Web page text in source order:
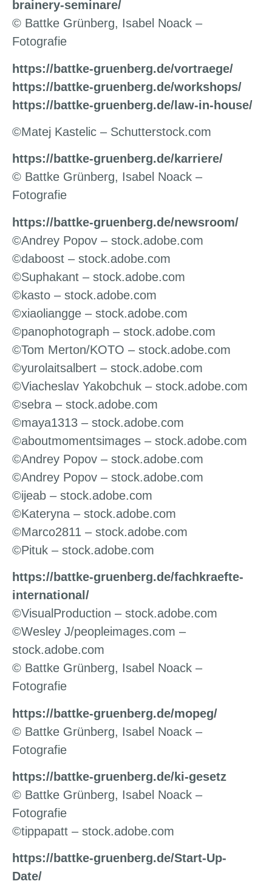
brainery-seminare/
© Battke Grünberg, Isabel Noack –
Fotografie
https://battke-gruenberg.de/vortraege/
https://battke-gruenberg.de/workshops/
https://battke-gruenberg.de/law-in-house/
©Matej Kastelic – Schutterstock.com
https://battke-gruenberg.de/karriere/
© Battke Grünberg, Isabel Noack –
Fotografie
https://battke-gruenberg.de/newsroom/
©Andrey Popov – stock.adobe.com
©daboost – stock.adobe.com
©Suphakant – stock.adobe.com
©kasto – stock.adobe.com
©xiaoliangge – stock.adobe.com
©panophotograph – stock.adobe.com
©Tom Merton/KOTO – stock.adobe.com
©yurolaitsalbert – stock.adobe.com
©Viacheslav Yakobchuk – stock.adobe.com
©sebra – stock.adobe.com
©maya1313 – stock.adobe.com
©aboutmomentsimages – stock.adobe.com
©Andrey Popov – stock.adobe.com
©Andrey Popov – stock.adobe.com
©ijeab – stock.adobe.com
©Kateryna – stock.adobe.com
©Marco2811 – stock.adobe.com
©Pituk – stock.adobe.com
https://battke-gruenberg.de/fachkraefte-
international/
©VisualProduction – stock.adobe.com
©Wesley J/peopleimages.com –
stock.adobe.com
© Battke Grünberg, Isabel Noack –
Fotografie
https://battke-gruenberg.de/mopeg/
© Battke Grünberg, Isabel Noack –
Fotografie
https://battke-gruenberg.de/ki-gesetz
© Battke Grünberg, Isabel Noack –
Fotografie
©tippapatt – stock.adobe.com
https://battke-gruenberg.de/Start-Up-
Date/